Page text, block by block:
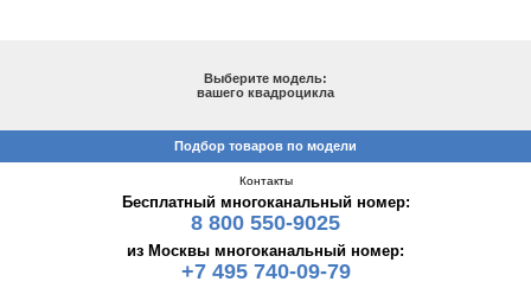
Выберите модель:
вашего квадроцикла
Подбор товаров по модели
Контакты
Бесплатный многоканальный номер:
8 800 550-9025
из Москвы многоканальный номер:
+7 495 740-09-79